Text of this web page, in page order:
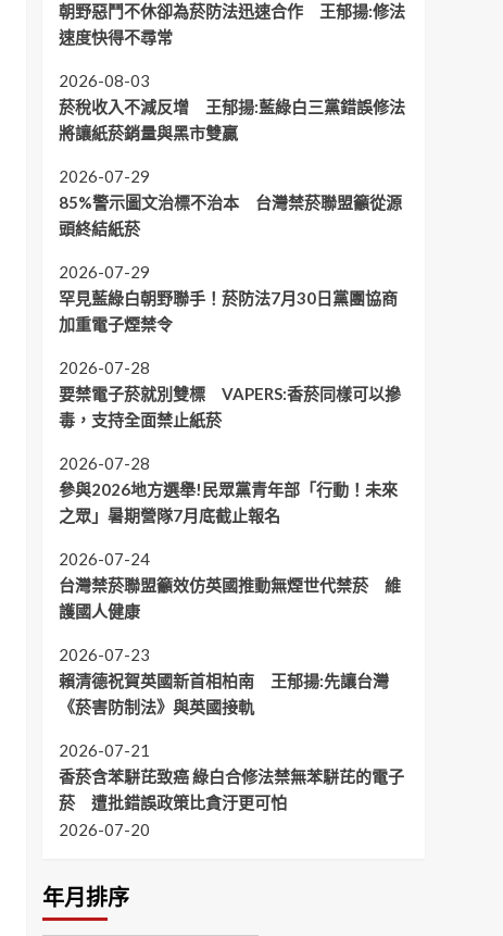
朝野惡鬥不休卻為菸防法迅速合作 王郁揚:修法
速度快得不尋常
2026-08-03
菸稅收入不減反增 王郁揚:藍綠白三黨錯誤修法
將讓紙菸銷量與黑市雙贏
2026-07-29
85%警示圖文治標不治本 台灣禁菸聯盟籲從源
頭終結紙菸
2026-07-29
罕見藍綠白朝野聯手！菸防法7月30日黨團協商
加重電子煙禁令
2026-07-28
要禁電子菸就別雙標 VAPERS:香菸同樣可以摻
毒，支持全面禁止紙菸
2026-07-28
參與2026地方選舉!民眾黨青年部「行動！未來
之眾」暑期營隊7月底截止報名
2026-07-24
台灣禁菸聯盟籲效仿英國推動無煙世代禁菸 維
護國人健康
2026-07-23
賴清德祝賀英國新首相柏南 王郁揚:先讓台灣
《菸害防制法》與英國接軌
2026-07-21
香菸含苯駢芘致癌 綠白合修法禁無苯駢芘的電子
菸 遭批錯誤政策比貪汙更可怕
2026-07-20
年月排序